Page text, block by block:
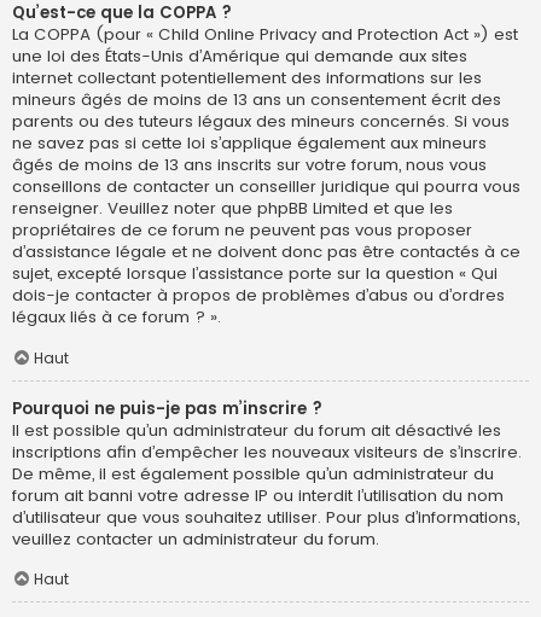
Qu’est-ce que la COPPA ?
La COPPA (pour « Child Online Privacy and Protection Act ») est
une loi des États-Unis d’Amérique qui demande aux sites
internet collectant potentiellement des informations sur les
mineurs âgés de moins de 13 ans un consentement écrit des
parents ou des tuteurs légaux des mineurs concernés. Si vous
ne savez pas si cette loi s’applique également aux mineurs
âgés de moins de 13 ans inscrits sur votre forum, nous vous
conseillons de contacter un conseiller juridique qui pourra vous
renseigner. Veuillez noter que phpBB Limited et que les
propriétaires de ce forum ne peuvent pas vous proposer
d’assistance légale et ne doivent donc pas être contactés à ce
sujet, excepté lorsque l’assistance porte sur la question « Qui
dois-je contacter à propos de problèmes d’abus ou d’ordres
légaux liés à ce forum ? ».
Haut
Pourquoi ne puis-je pas m’inscrire ?
Il est possible qu’un administrateur du forum ait désactivé les
inscriptions afin d’empêcher les nouveaux visiteurs de s’inscrire.
De même, il est également possible qu’un administrateur du
forum ait banni votre adresse IP ou interdit l’utilisation du nom
d’utilisateur que vous souhaitez utiliser. Pour plus d’informations,
veuillez contacter un administrateur du forum.
Haut